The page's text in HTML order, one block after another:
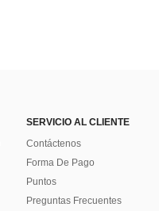
SERVICIO AL CLIENTE
Contáctenos
Forma De Pago
Puntos
Preguntas Frecuentes